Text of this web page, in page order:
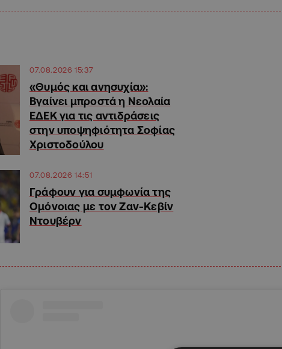
07.08.2026 15:37
«Θυμός και ανησυχία»:
Βγαίνει μπροστά η Νεολαία
ΕΔΕΚ για τις αντιδράσεις
στην υποψηφιότητα Σοφίας
Χριστοδούλου
07.08.2026 14:51
Γράφουν για συμφωνία της
Ομόνοιας με τον Ζαν-Κεβίν
Ντουβέρν